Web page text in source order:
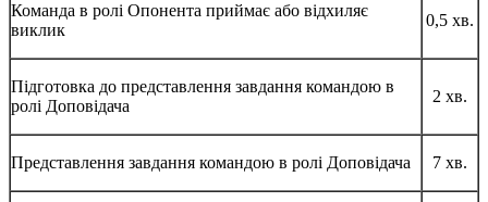
Команда в ролі Опонента приймає або відхиляє
виклик
0,5 хв.
Підготовка до представлення завдання командою в
ролі Доповідача
2 хв.
Представлення завдання командою в ролі Доповідача 7 хв.